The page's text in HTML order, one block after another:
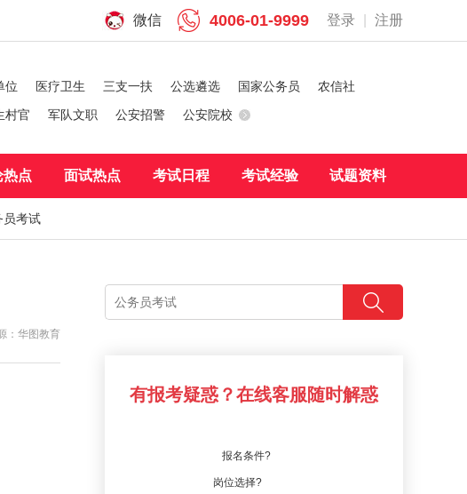
登录 注册
4006-01-9999
微信
位 医疗卫生 三支一扶 公选遴选 国家公务员
农信社
村官 军队文职 公安招警 公安院校
热点 面试热点 考试日程 考试经验 试题资料
员考试
：华图教育
有报考疑惑？在线客服随时解惑
报名条件?
岗位选择?